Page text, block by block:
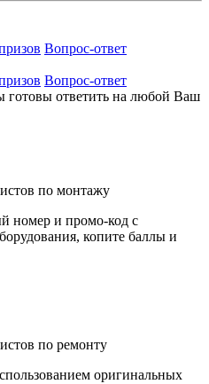
Вопрос-ответ
Вопрос-ответ
ответить на любой Ваш
по монтажу
номер и промо-код с
копите баллы и
по ремонту
оригинальных